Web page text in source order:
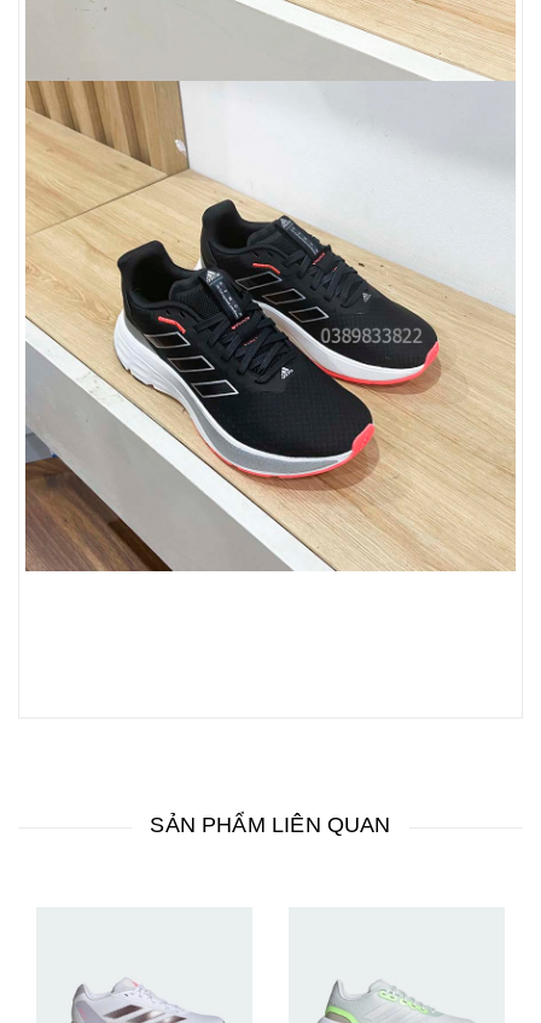
SẢN PHẨM LIÊN QUAN